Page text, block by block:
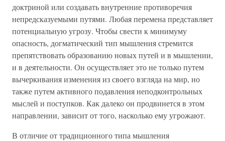
доктриной или создавать внутренние противоречия
непредсказуемыми путями. Любая перемена представляет
потенциальную угрозу. Чтобы свести к минимуму
опасность, догматический тип мышления стремится
препятствовать образованию новых путей и в мышлении,
и в деятельности. Он осуществляет это не только путем
вычеркивания изменения из своего взгляда на мир, но
также путем активного подавления неподконтрольных
мыслей и поступков. Как далеко он продвинется в этом
направлении, зависит от того, насколько ему угрожают.
В отличие от традиционного типа мышления